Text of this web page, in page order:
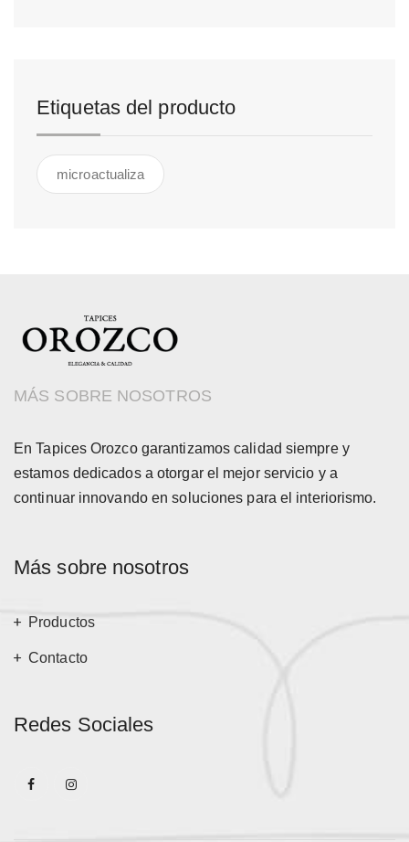
Etiquetas del producto
microactualiza
MÁS SOBRE NOSOTROS
En Tapices Orozco garantizamos calidad siempre y
estamos dedicados a otorgar el mejor servicio y a
continuar innovando en soluciones para el interiorismo.
Más sobre nosotros
Productos
Contacto
Redes Sociales